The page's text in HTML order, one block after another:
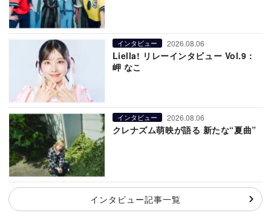
インタビュー 2026.08.06
Liella! リレーインタビュー Vol.9：
岬 なこ
インタビュー 2026.08.06
クレナズム萌映が語る 新たな“夏曲”
インタビュー記事一覧